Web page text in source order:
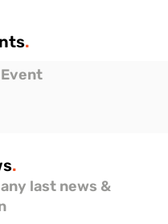
.
.
last news &